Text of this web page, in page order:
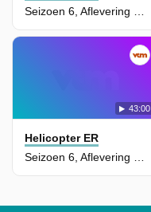
Seizoen 6, Aflevering 15 - Episode 15
43:00
Helicopter ER